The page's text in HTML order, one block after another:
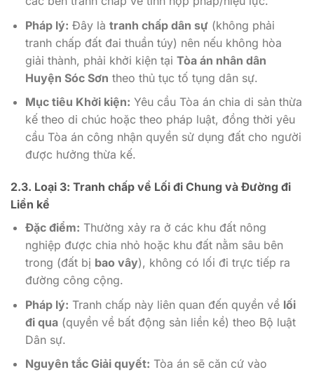
Pháp lý: Đây là tranh chấp dân sự(không phải
tranh chấp đất đai thuần túy) nên nếu không hòa
giải thành, phải khởi kiện tại Tòa án nhân dân
Huyện Sóc Sơn theo thủ tục tố tụng dân sự.
Mục tiêu Khởi kiện: Yêu cầu Tòa án chia di sản thừa
kế theo di chúc hoặc theo pháp luật, đồng thời yêu
cầu Tòa án công nhận quyền sử dụng đất cho người
được hưởng thừa kế.
2.3. Loại 3: Tranh chấp về Lối đi Chung và Đường đi
Liền kề
Đặc điểm: Thường xảy ra ở các khu đất nông
nghiệp được chia nhỏ hoặc khu đất nằm sâu bên
trong (đất bị bao vây), không có lối đi trực tiếp ra
đường công cộng.
Pháp lý: Tranh chấp này liên quan đến quyền về lối
đi qua(quyền về bất động sản liền kề) theo Bộ luật
Dân sự.
Nguyên tắc Giải quyết: Tòa án sẽ căn cứ vào